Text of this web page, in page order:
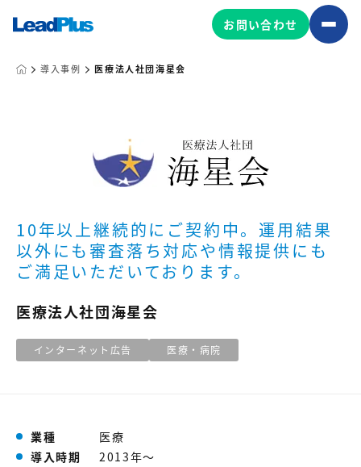
MA/CRM/SFA導入・運用
コンテンツ制作
マーケティング基盤
Leadplus One MyFolio
サイトアクセス解析ダッシュ
ボード
HubSpot導入・運用
【店舗型ビジネス向け】エリ
【金融機関向け】マーケティ
【IT企業向け】マーケティン
グ
サービス
お問い合わせ
導入事例 医療法人社団海星会
10年以上継続的にご契約中。運用結果
以外にも審査落ち対応や情報提供にも
ご満足いただいております。
医療法人社団海星会
インターネット広告 医療・病院
業種
医療
導入時期
2013年～